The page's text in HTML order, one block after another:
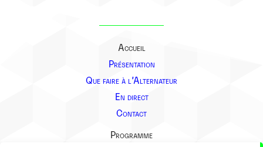
Accueil
Présentation
Que faire à l’Alternateur
En direct
Contact
Programme